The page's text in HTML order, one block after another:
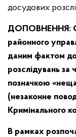
досудових
ДОПОВНЕННЯ:
районного
даним фактом
розслідувань за
позначкою
(незаконне
Кримінального
В рамках